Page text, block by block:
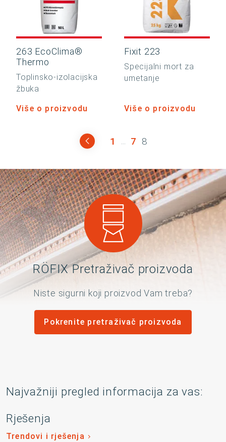
263 EcoClima®
Thermo
Toplinsko-izolacijska
žbuka
Više o proizvodu
Fixit 223
Specijalni mort za
umetanje
Više o proizvodu
1 ... 7 8
RÖFIX Pretraživač proizvoda
Niste sigurni koji proizvod Vam treba?
Pokrenite pretraživač proizvoda
Najvažniji pregled informacija za vas:
Rješenja
Trendovi i rješenja